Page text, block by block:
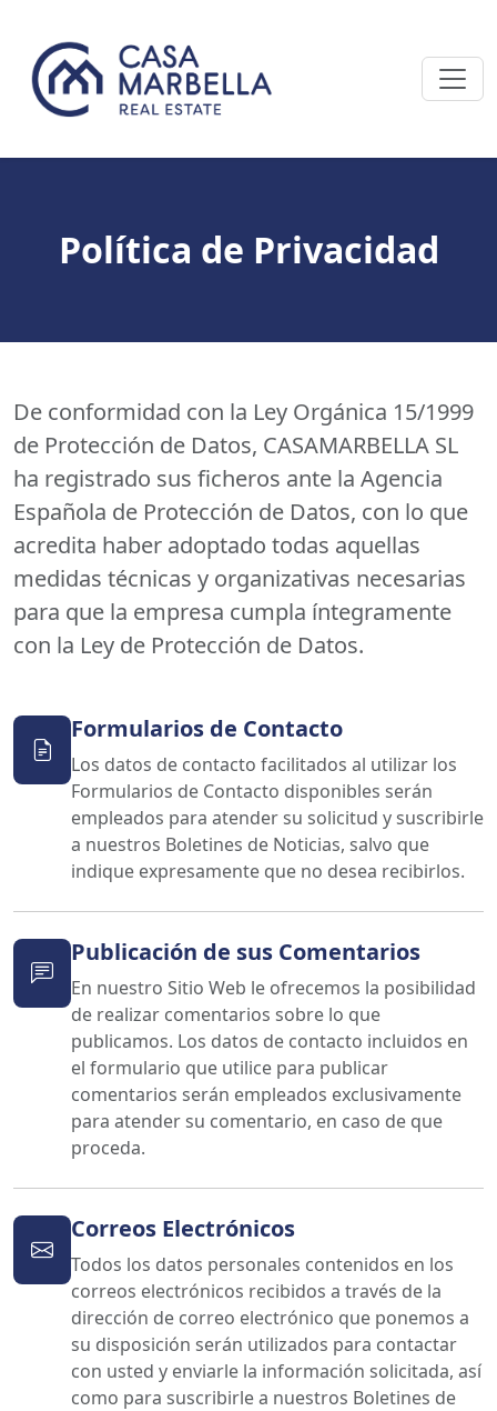
Política de Privacidad
De conformidad con la Ley Orgánica 15/1999
de Protección de Datos, CASAMARBELLA SL
ha registrado sus ficheros ante la Agencia
Española de Protección de Datos, con lo que
acredita haber adoptado todas aquellas
medidas técnicas y organizativas necesarias
para que la empresa cumpla íntegramente
con la Ley de Protección de Datos.
Formularios de Contacto
Los datos de contacto facilitados al utilizar los
Formularios de Contacto disponibles serán
empleados para atender su solicitud y suscribirle
a nuestros Boletines de Noticias, salvo que
indique expresamente que no desea recibirlos.
Publicación de sus Comentarios
En nuestro Sitio Web le ofrecemos la posibilidad
de realizar comentarios sobre lo que
publicamos. Los datos de contacto incluidos en
el formulario que utilice para publicar
comentarios serán empleados exclusivamente
para atender su comentario, en caso de que
proceda.
Correos Electrónicos
Todos los datos personales contenidos en los
correos electrónicos recibidos a través de la
dirección de correo electrónico que ponemos a
su disposición serán utilizados para contactar
con usted y enviarle la información solicitada, así
como para suscribirle a nuestros Boletines de